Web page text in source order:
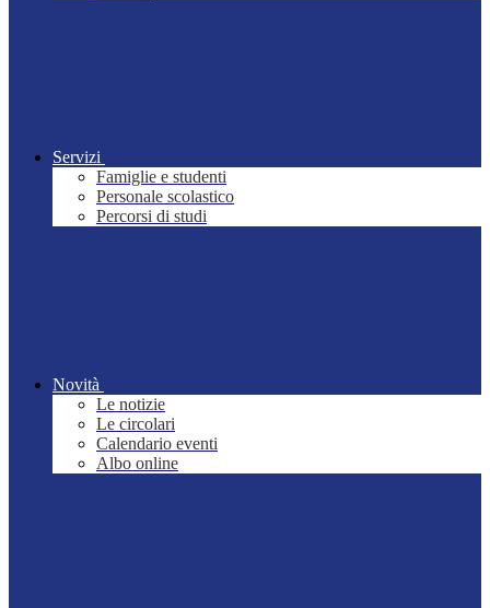
Servizi
Famiglie e studenti
Personale scolastico
Percorsi di studi
Novità
Le notizie
Le circolari
Calendario eventi
Albo online